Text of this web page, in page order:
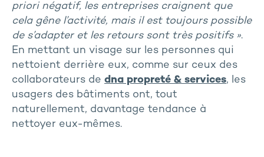
priori négatif, les entreprises craignent que
cela gêne l’activité, mais il est toujours possible
de s’adapter et les retours sont très positifs ».
En mettant un visage sur les personnes qui
nettoient derrière eux, comme sur ceux des
collaborateurs de dna propreté & services, les
usagers des bâtiments ont, tout
naturellement, davantage tendance à
nettoyer eux-mêmes.